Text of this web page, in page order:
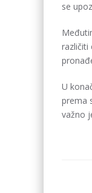
se
različiti
U
prema
važno